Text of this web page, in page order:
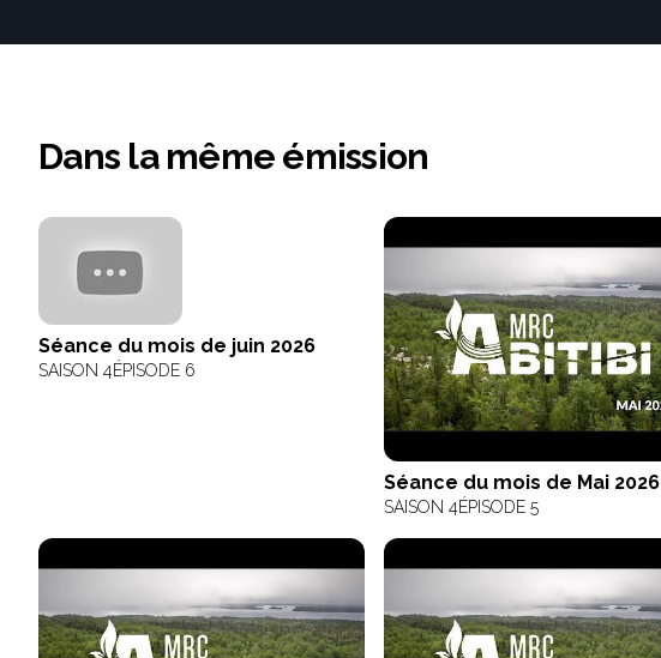
Dans la même émission
Séance du mois de juin 2026
SAISON 4ÉPISODE 6
Séance du mois de Mai 2026
SAISON 4ÉPISODE 5